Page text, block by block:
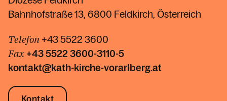
Bahnhofstraße 13, 6800 Feldkirch, Österreich
Telefon +43 5522 3600
Fax+43 5522 3600-3110-5
kontakt@kath-kirche-vorarlberg.at